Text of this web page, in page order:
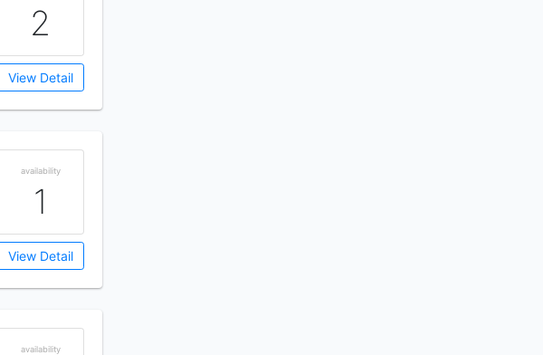
2
View Detail
availability
1
View Detail
availability